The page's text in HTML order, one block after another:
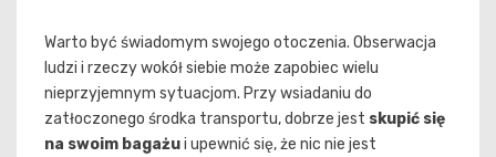
Warto być świadomym swojego otoczenia. Obserwacja
ludzi i rzeczy wokół siebie może zapobiec wielu
nieprzyjemnym sytuacjom. Przy wsiadaniu do
zatłoczonego środka transportu, dobrze jest skupić się
na swoim bagażui upewnić się, że nic nie jest